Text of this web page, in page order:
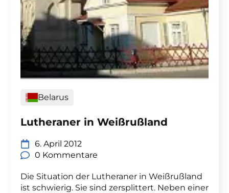
Belarus
Lutheraner in Weißrußland
6. April 2012
0 Kommentare
Die Situation der Lutheraner in Weißrußland
ist schwierig. Sie sind zersplittert. Neben einer